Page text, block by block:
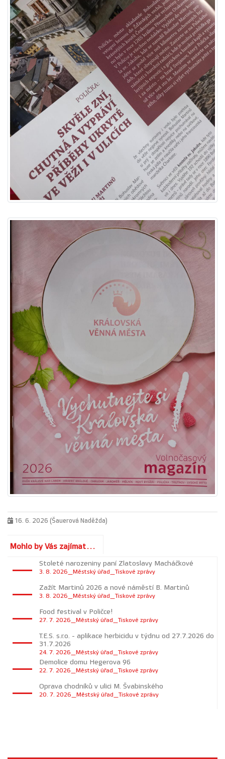
16. 6. 2026 (Šauerová Naděžda)
Mohlo by Vás zajímat...
Stoleté narozeniny paní Zlatoslavy Macháčkové
3. 8. 2026_Městský úřad_Tiskové zprávy
Zažít Martinů 2026 a nové náměstí B. Martinů
3. 8. 2026_Městský úřad_Tiskové zprávy
Food festival v Poličce!
27. 7. 2026_Městský úřad_Tiskové zprávy
T.E.S. s.r.o. - aplikace herbicidu v týdnu od 27.7.2026 do
31.7.2026
24. 7. 2026_Městský úřad_Tiskové zprávy
Demolice domu Hegerova 96
22. 7. 2026_Městský úřad_Tiskové zprávy
Oprava chodníků v ulici M. Švabinského
20. 7. 2026_Městský úřad_Tiskové zprávy